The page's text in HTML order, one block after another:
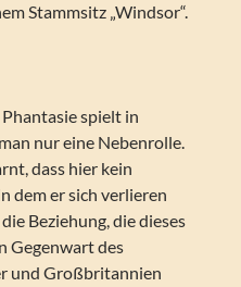
Stammsitz „Windsor“.
spielt in
nur eine Nebenrolle.
dass hier kein
dem er sich verlieren
Beziehung, die dieses
Gegenwart des
und Großbritannien